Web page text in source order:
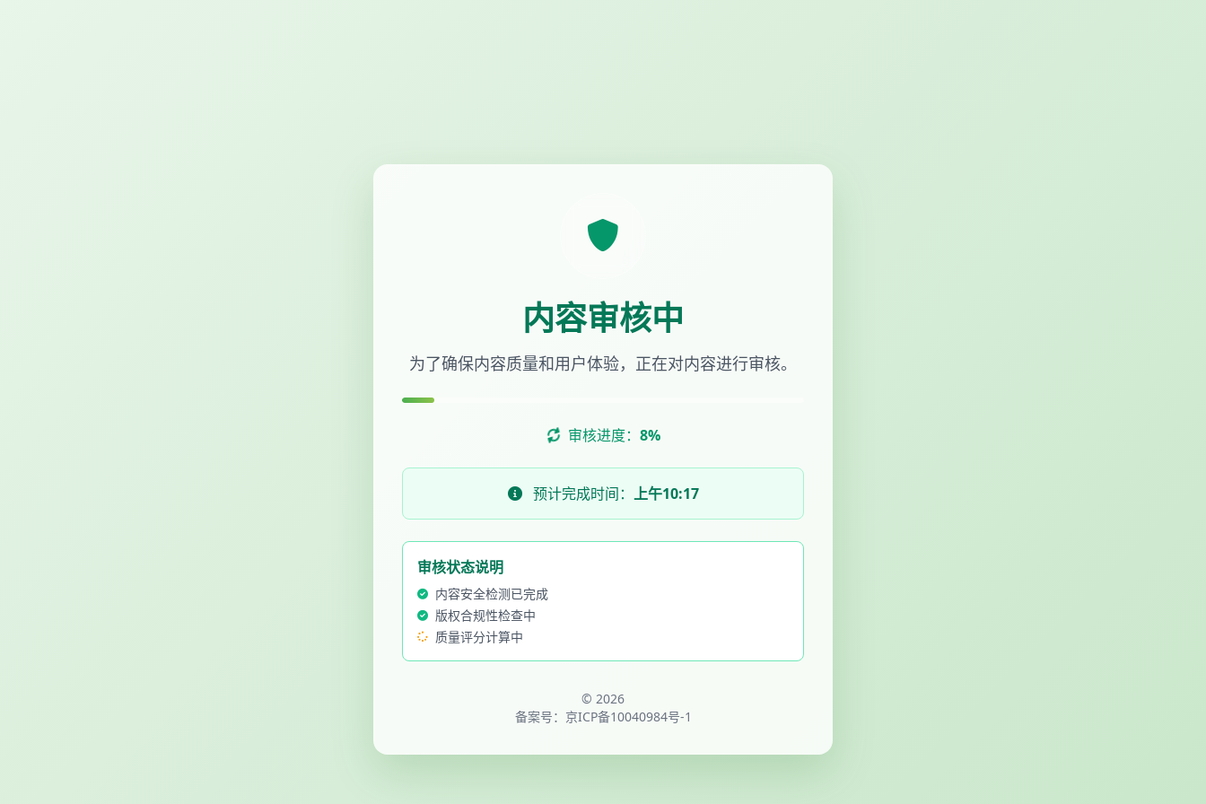
内容审核中
为了确保内容质量和用户体验，正在对内容进行审核。
审核进度： 8%
预计完成时间： 上午10:17
审核状态说明
内容安全检测已完成
版权合规性检查中
质量评分计算中
© 2026
备案号： 京ICP备10040984号-1